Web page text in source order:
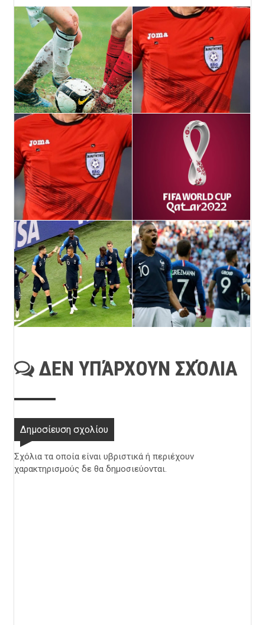
ΔΕΝ ΥΠΆΡΧΟΥΝ ΣΧΌΛΙΑ
Δημοσίευση σχολίου
Σχόλια τα οποία είναι υβριστικά ή περιέχουν
χαρακτηρισμούς δε θα δημοσιεύονται.